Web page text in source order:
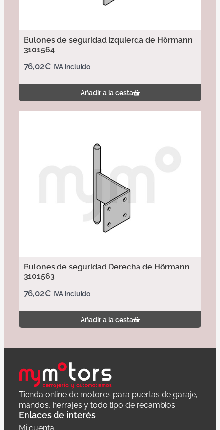
Bulones de seguridad izquierda de Hörmann
3101564
76,02€ IVA incluido
Añadir a la cesta
Bulones de seguridad Derecha de Hörmann
3101563
76,02€ IVA incluido
Añadir a la cesta
Tienda online de motores para puertas de garaje,
mandos, herrajes y todo tipo de recambios.
Enlaces de interés
Mi cuenta